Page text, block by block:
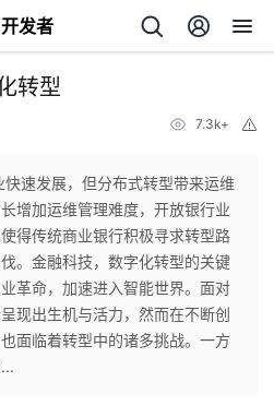
开发者
转型
7.3k+
快速发展，但分布式转型带来运维
增加运维管理难度，开放银行业
得传统商业银行积极寻求转型路
。金融科技，数字化转型的关键
革命，加速进入智能世界。面对
现出生机与活力，然而在不断创
面临着转型中的诸多挑战。一方